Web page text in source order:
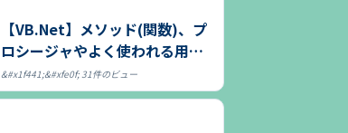
【VB.Net】メソッド(関数)、プ
ロシージャやよく使われる用語
につ...
31件のビュー